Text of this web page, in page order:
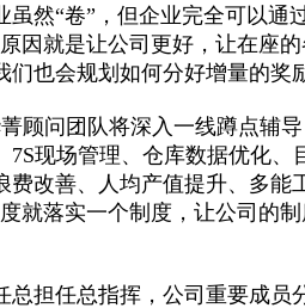
然“卷”，但企业完全可以通
因就是让公司更好，让在座
也会规划如何分好增量的奖
顾问团队将深入一线蹲点辅
现场管理、仓库数据优化、
改善、人均产值提升、多能
就落实一个制度，让公司的
担任总指挥，公司重要成员